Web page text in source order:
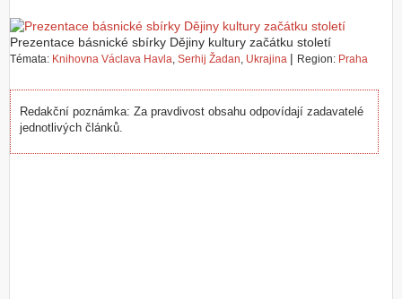
y
Z
l
o
ž
t
Prezentace básnické sbírky Dějiny kultury začátku století
Témata: Knihovna Václava Havla, Serhij Žadan, Ukrajina | Region: Praha
Redakční poznámka: Za pravdivost obsahu odpovídají zadavatelé
jednotlivých článků.